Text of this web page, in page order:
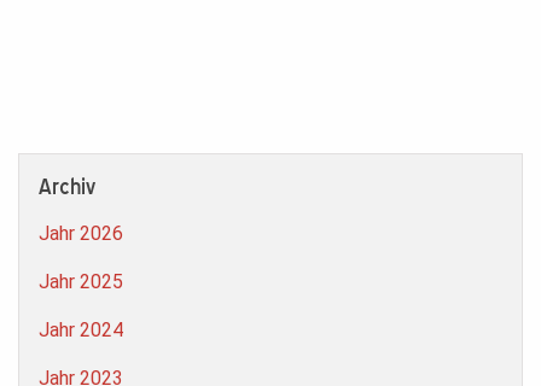
Archiv
Jahr 2026
Jahr 2025
Jahr 2024
Jahr 2023